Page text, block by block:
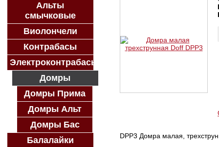
DPP3 Домра малая,
Альты
смычковые
Виолончели
Контрабасы
Электроконтрабасы
Домры
Домры Прима
Домры Альт
Домры Бас
Балалайки